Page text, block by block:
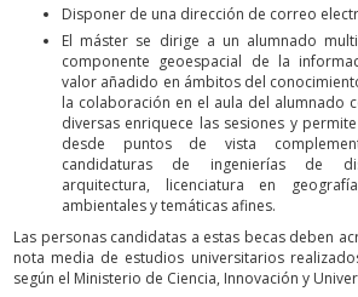
Disponer de una dirección de correo
El máster se dirige a un alumnado
componente geoespacial de la
valor añadido en ámbitos del
la colaboración en el aula del alumnado
diversas enriquece las sesiones y
desde puntos de vista
candidaturas de ingenierías de
arquitectura, licenciatura en
ambientales y temáticas afines.
Las personas candidatas a estas becas deben
nota media de estudios universitarios
según el Ministerio de Ciencia, Innovación y